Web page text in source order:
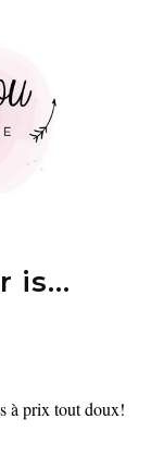
is...
à prix tout doux!